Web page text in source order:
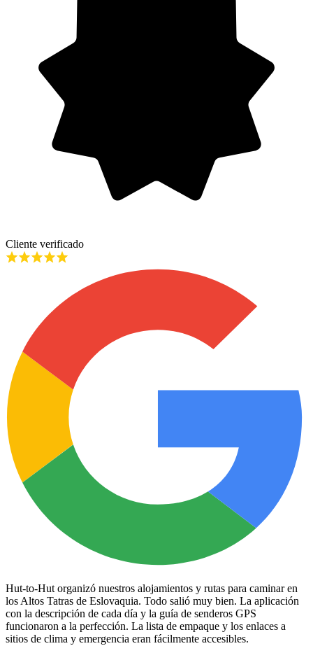
Cliente verificado
Hut-to-Hut organizó nuestros alojamientos y rutas para caminar en
los Altos Tatras de Eslovaquia. Todo salió muy bien. La aplicación
con la descripción de cada día y la guía de senderos GPS
funcionaron a la perfección. La lista de empaque y los enlaces a
sitios de clima y emergencia eran fácilmente accesibles.